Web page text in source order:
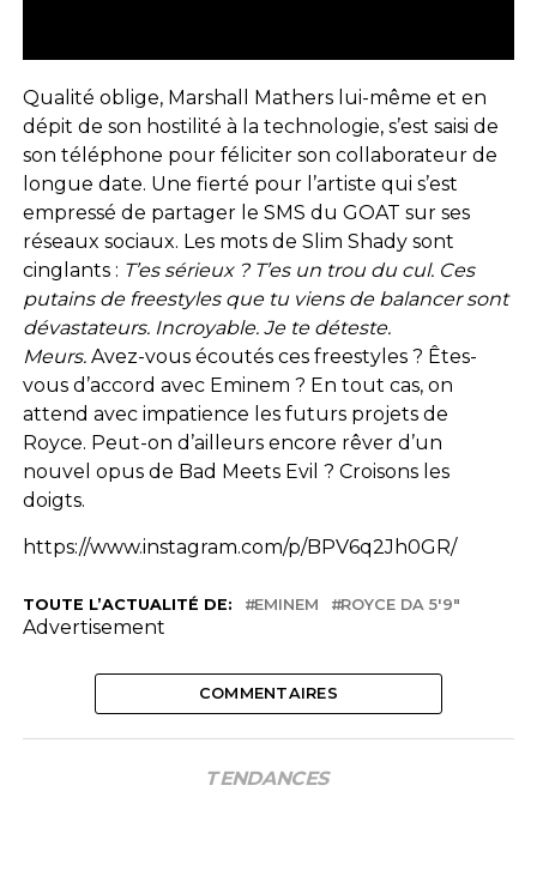
Qualité oblige, Marshall Mathers lui-même et en
dépit de son hostilité à la technologie, s’est saisi de
son téléphone pour féliciter son collaborateur de
longue date. Une fierté pour l’artiste qui s’est
empressé de partager le SMS du GOAT sur ses
réseaux sociaux. Les mots de Slim Shady sont
cinglants : T’es sérieux ? T’es un trou du cul. Ces
putains de freestyles que tu viens de balancer sont
dévastateurs. Incroyable. Je te déteste.
Meurs. Avez-vous écoutés ces freestyles ? Êtes-
vous d’accord avec Eminem ? En tout cas, on
attend avec impatience les futurs projets de
Royce. Peut-on d’ailleurs encore rêver d’un
nouvel opus de Bad Meets Evil ? Croisons les
doigts.
https://www.instagram.com/p/BPV6q2Jh0GR/
TOUTE L’ACTUALITÉ DE: EMINEM ROYCE DA 5'9"
Advertisement
COMMENTAIRES
TENDANCES